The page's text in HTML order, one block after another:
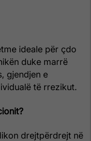
ideale për çdo
duke marrë
gjendjen e
të rrezikut.
drejtpërdrejt në